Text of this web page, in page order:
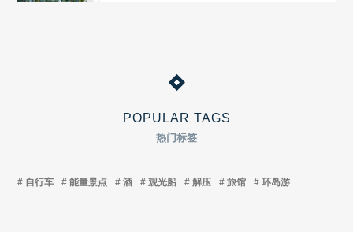
POPULAR TAGS
热门标签
自行车 能量景点 酒 观光船 解压 旅馆 环岛游